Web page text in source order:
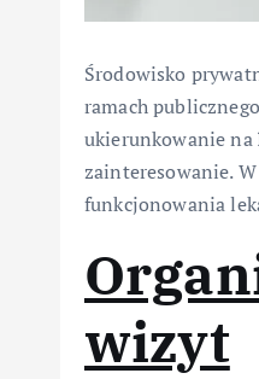
Środowisko
ramach
ukierunkowanie na
zainteresowanie.
funkcjonowania
wizyt